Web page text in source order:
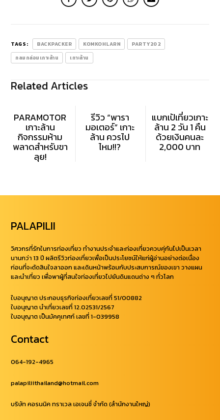
TAGS: BACKPACKER KOMKOHLARN
PARTY202
กลมกล่อมเกาะล้าน
เกาะล้าน
Related Articles
PARAMOTOR
เกาะล้าน
กิจกรรมห้าม
พลาดสำหรับขา
ลุย!
รีวิว “พารา
มอเตอร์” เกาะ
ล้าน ควรไป
ไหม!!?
แบกเป้เที่ยวเกาะ
ล้าน 2 วัน 1 คืน
ด้วยเงินคนละ
2,000 บาท
PALAPILII
วิศวกรที่รักในการท่องเที่ยว ทำงานประจำและท่องเที่ยวควบคุ่กันไปเป็นเวลา
นานกว่า 13 ปี ผลิตรีวิวท่องเที่ยวเพื่อเป็นประโยชน์ให้แก่ผู้อ่านอย่างต่อเนื่อง
ก่อนที่จะตัดสินใจลาออก และเดินหน้าพร้อมกับประสบการณ์ของเขา วางแผน
และนำเที่ยว เพื่อพาผู้ที่สนใจท่องเที่ยวไปยันดินแดนต่าง ๆ ทั่วโลก
ใบอนุญาต ประกอบธุรกิจท่องเที่ยวเลขที่ 51/00882
ใบอนุญาต นำเที่ยวเลขที่ 12.02531/2567
ใบอนุญาต เป็นมัคคุเทศก์ เลขที่ 1-039958
Contact
064-192-4965
palapiliithailand@hotmail.com
บริษัท คอรนนิค ทราเวล เอเจนซี่ จำกัด (สำนักงานใหญ่)